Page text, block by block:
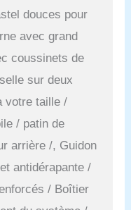
douces pour
avec grand
coussinets de
sur deux
votre taille /
/ patin de
arrière /, Guidon
antidérapante /
/ Boîtier